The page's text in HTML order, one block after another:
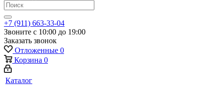
+7 (911) 663-33-04
Звоните с 10:00 до 19:00
Заказать звонок
Отложенные 0
Корзина 0
Каталог